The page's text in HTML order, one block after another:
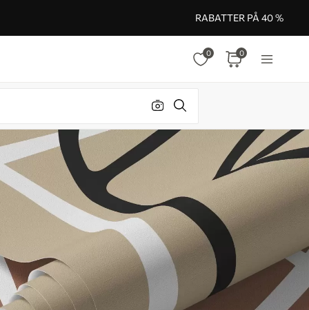
RABATTER PÅ 40 %
0 0